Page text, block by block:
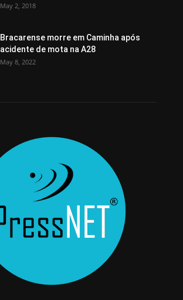
May 2, 2018
Bracarense morre em Caminha após
acidente de mota na A28
May 8, 2022